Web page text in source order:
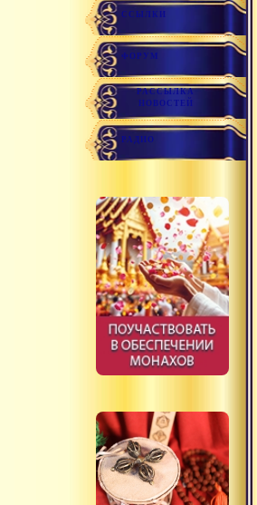
ССЫЛКИ
ФОРУМ
РАССЫЛКА
НОВОСТЕЙ
РАДИО